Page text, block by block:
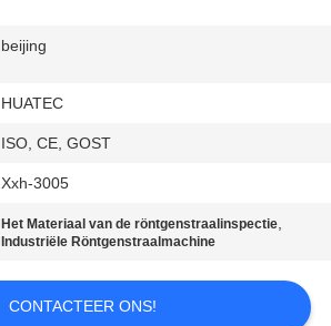
beijing
HUATEC
ISO, CE, GOST
Xxh-3005
Het Materiaal van de röntgenstraalinspectie,
Industriële Röntgenstraalmachine
CONTACTEER ONS!